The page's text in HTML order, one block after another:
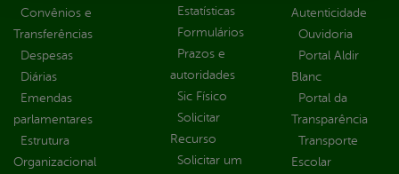
Convênios e
Transferências
Despesas
Diárias
Emendas
parlamentares
Estrutura
Organizacional
Estatísticas
Formulários
Prazos e
autoridades
Sic Físico
Solicitar
Recurso
Solicitar um
Autenticidade
Ouvidoria
Portal Aldir
Blanc
Portal da
Transparência
Transporte
Escolar